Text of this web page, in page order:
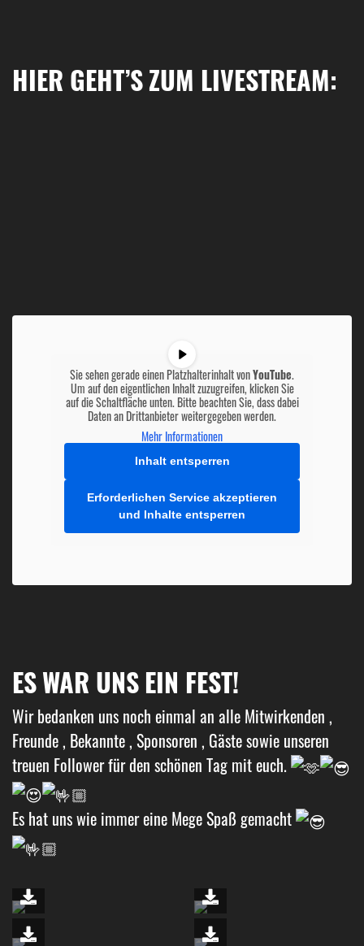
HIER GEHT’S ZUM LIVESTREAM:
Sie sehen gerade einen Platzhalterinhalt vonYouTube.
Um auf den eigentlichen Inhalt zuzugreifen, klicken Sie
auf die Schaltfläche unten. Bitte beachten Sie, dass dabei
Daten an Drittanbieter weitergegeben werden.
Mehr Informationen
Inhalt entsperren
Erforderlichen Service akzeptieren
und Inhalte entsperren
ES WAR UNS EIN FEST!
Wir bedanken uns noch einmal an alle Mitwirkenden ,
Freunde , Bekannte , Sponsoren , Gäste sowie unseren
treuen Follower für den schönen Tag mit euch.
Es hat uns wie immer eine Mege Spaß gemacht